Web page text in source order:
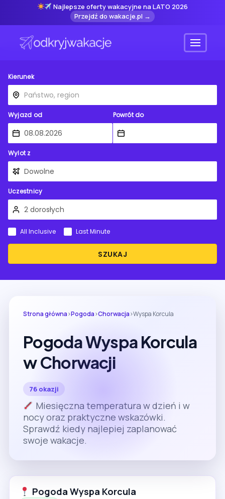
Najlepsze oferty wakacyjne na LATO 2026
Przejdź do wakacje.pl →
Menu
Kierunek
Wyjazd od Powrót do
Wylot z
Uczestnicy
SZUKAJ
All Inclusive Last Minute
Strona główna›Pogoda›Chorwacja›Wyspa Korcula
Pogoda Wyspa Korcula
w Chorwacji
76 okazji
Miesięczna temperatura w dzień i w
nocy oraz praktyczne wskazówki.
Sprawdź kiedy najlepiej zaplanować
swoje wakacje.
Pogoda Wyspa Korcula